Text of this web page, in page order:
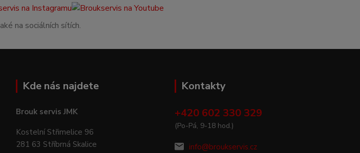
na sociálních sítích.
Kde nás najdete
Brouk servis JMK
Kostelní Střimelice 96
281 63 Stříbrná Skalice
Kontakty
+420 602 330 329
(Po-Pá, 9-18 hod.)
info@broukservis.cz